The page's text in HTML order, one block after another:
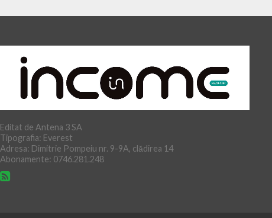
Editat de Antena 3 SA
Tipografia: Everest
Adresa: Dimitrie Pompeiu nr. 9-9A, clădirea 14
Abonamente: 0746.281.248